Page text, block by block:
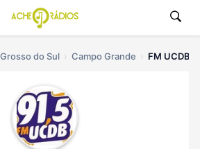
do Sul Campo Grande FM UCDB